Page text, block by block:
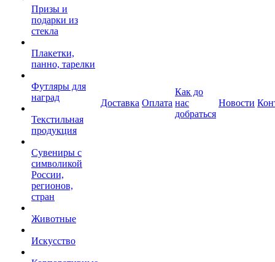
Призы и
подарки из
стекла
Плакетки,
панно, тарелки
Футляры для
наград
Текстильная
продукция
Сувениры с
символикой
России,
регионов,
стран
Животные
Искусство
Доставка Оплата
Как до
нас
добраться
Новости